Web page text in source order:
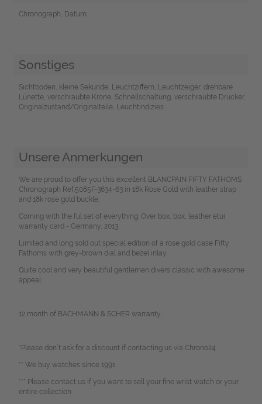
Chronograph, Datum
Sonstiges
Sichtboden, kleine Sekunde, Leuchtziffern, Leuchtzeiger, drehbare
Lünette, verschraubte Krone, Schnellschaltung, verschraubte Drücker,
Originalzustand/Originalteile, Leuchtindizies
Unsere Anmerkungen
We are proud to offer you this excellent BLANCPAIN FIFTY FATHOMS
Chronograph Ref.5085F-3634-63 in 18k Rose Gold with leather strap
and 18k rose gold buckle.
Coming with the ful set of everything. Over box, box, leather etui
warranty card - Germany, 2013.
Limited and long sold out special edition of a rose gold case Fifty
Fathoms with grey-brown dial and bezel inlay.
Quite cool and very beautiful gentlemen divers classic with awesome
appeal.
12 month of BACHMANN & SCHER warranty.
*Please don`t ask for a discount if contacting us via Chrono24.
** We buy watches since 1991.
*** Please contact us if you want to sell your fine wrist watch or your
entire collection.